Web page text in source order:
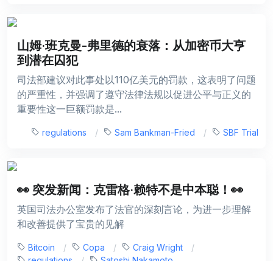
山姆·班克曼-弗里德的衰落：从加密币大亨
到潜在囚犯
司法部建议对此事处以110亿美元的罚款，这表明了问题
的严重性，并强调了遵守法律法规以促进公平与正义的
重要性这一巨额罚款是...
regulations Sam Bankman-Fried SBF Trial
👀 突发新闻：克雷格·赖特不是中本聪！👀
英国司法办公室发布了法官的深刻言论，为进一步理解
和改善提供了宝贵的见解
Bitcoin Copa
Craig Wright